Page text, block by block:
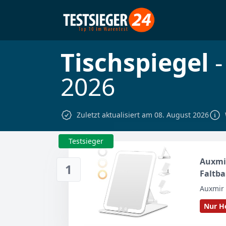
Tischspiegel
2026
Zuletzt aktualisiert am 08. August 2026
1
Testsieger
Auxmir
Nur